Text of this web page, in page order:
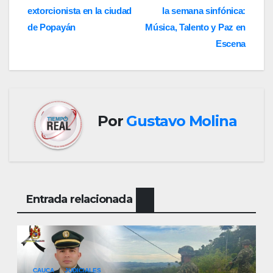
de
la semana sinfónica:
Música, Talento y Paz en
Escena
extorcionista en la ciudad
de Popayán
Por Gustavo Molina
Entrada relacionada
CAUCA JUDICIALES